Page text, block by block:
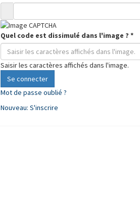
Quel code est dissimulé dans l'image ?*
Saisir les caractères affichés dans l'image.
Se connecter
Mot de passe oublié ?
Nouveau: S'inscrire